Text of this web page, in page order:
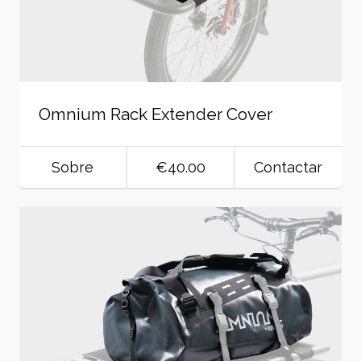
Omnium Rack Extender Cover
Sobre €40.00 Contactar